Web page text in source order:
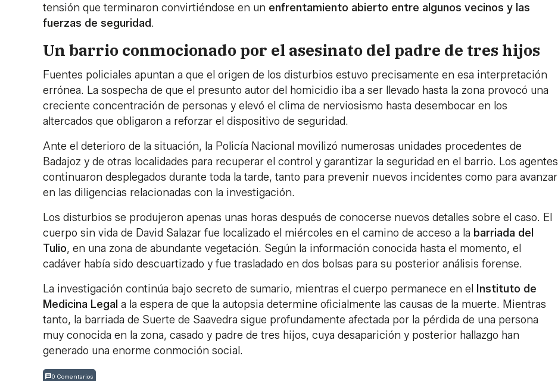
tensión que terminaron convirtiéndose en un enfrentamiento abierto entre algunos vecinos y las
fuerzas de seguridad.
Un barrio conmocionado por el asesinato del padre de tres hijos
Fuentes policiales apuntan a que el origen de los disturbios estuvo precisamente en esa interpretación
errónea. La sospecha de que el presunto autor del homicidio iba a ser llevado hasta la zona provocó una
creciente concentración de personas y elevó el clima de nerviosismo hasta desembocar en los
altercados que obligaron a reforzar el dispositivo de seguridad.
Ante el deterioro de la situación, la Policía Nacional movilizó numerosas unidades procedentes de
Badajoz y de otras localidades para recuperar el control y garantizar la seguridad en el barrio. Los agentes
continuaron desplegados durante toda la tarde, tanto para prevenir nuevos incidentes como para avanzar
en las diligencias relacionadas con la investigación.
Los disturbios se produjeron apenas unas horas después de conocerse nuevos detalles sobre el caso. El
cuerpo sin vida de David Salazar fue localizado el miércoles en el camino de acceso a la barriada del
Tulio, en una zona de abundante vegetación. Según la información conocida hasta el momento, el
cadáver había sido descuartizado y fue trasladado en dos bolsas para su posterior análisis forense.
La investigación continúa bajo secreto de sumario, mientras el cuerpo permanece en el
Instituto de
Medicina Legal a la espera de que la autopsia determine oficialmente las causas de la muerte. Mientras
tanto, la barriada de Suerte de Saavedra sigue profundamente afectada por la pérdida de una persona
muy conocida en la zona, casado y padre de tres hijos, cuya desaparición y posterior hallazgo han
generado una enorme conmoción social.
0 Comentarios